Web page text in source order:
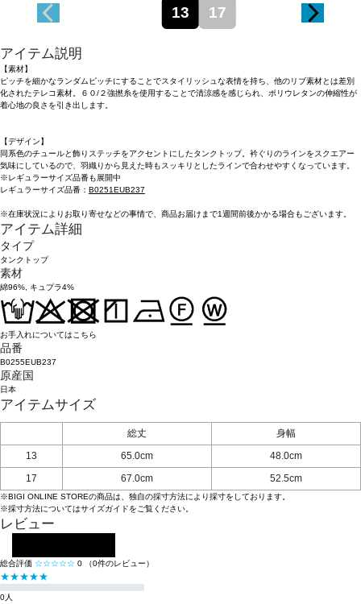
13 17
アイテム説明
【素材】
ピッチを細かなランダムピッチにすることでスタイリッシュな表情を持ち、他のリブ素材とは差別
化されたテレコ素材。６０/２強撚糸を使用することで清涼感を感じられ、ポリウレタンの伸縮性が
着心地の良さを引き出します。
【デザイン】
同系色のチュールと飾りステッチをアクセントにしたタンクトップ。衿ぐりのラインをスクエアー
気味にしているので、羽織りから見えた時もスッキリとしたラインで合わせやすくなっています。
※レギュラーサイズ品番も展開中
レギュラーサイズ品番： B0251EUB237
※在庫状況によりお取り寄せなどの事情で、商品お届けまで1週間前後かかる場合もございます。
アイテム詳細
タイプ
タンクトップ
素材
綿96%, キュプラ4%
お手入れについてはこちら
品番
B0255EUB237
原産国
日本
アイテムサイズ
総丈
身幅
13
65.0cm
48.0cm
17
67.0cm 52.5cm
※BIGI ONLINE STOREの商品は、独自の採寸方法により採寸をしております。
※採寸方法についてはサイズガイドをご覧ください。
レビュー
総合評価 ☆☆☆☆☆ 0 （0件のレビュー）
★★★★★
0人